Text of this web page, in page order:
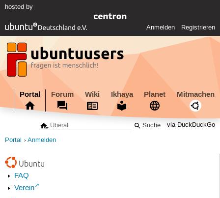
hosted by
Anmelden Registrieren
Portal Forum Wiki Ikhaya Planet Mitmachen
via DuckDuckGo
Portal Anmelden
Ubuntu
FAQ
Verein